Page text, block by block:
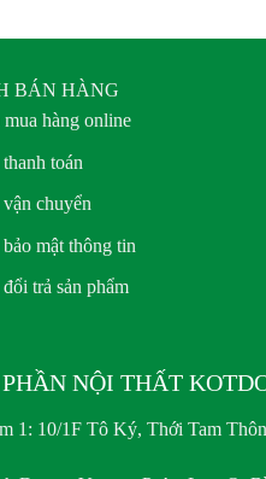
BÁN HÀNG
hàng online
toán
chuyển
mật thông tin
trả sản phẩm
PHẦN NỘI THẤT
1: 10/1F Tô Ký, Thới Tam